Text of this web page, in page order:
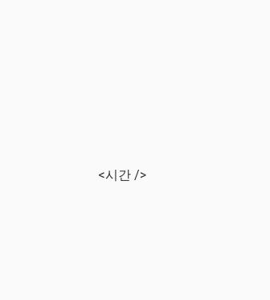
<시간 />